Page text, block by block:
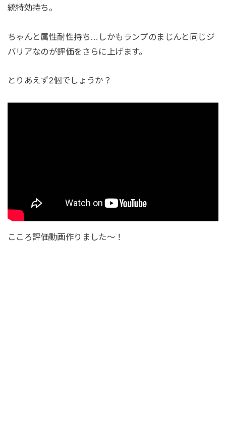
統特効持ち。
ちゃんと属性耐性持ち…しかもランプのまじんと同じジ
バリアなのが評価をさらに上げます。
とりあえず2個でしょうか？
こころ評価動画作りました〜！